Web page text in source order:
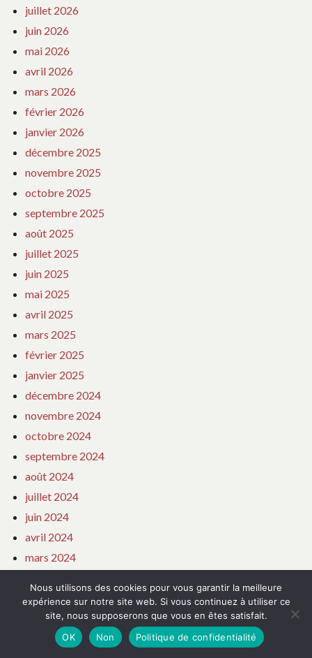
juillet 2026
juin 2026
mai 2026
avril 2026
mars 2026
février 2026
janvier 2026
décembre 2025
novembre 2025
octobre 2025
septembre 2025
août 2025
juillet 2025
juin 2025
mai 2025
avril 2025
mars 2025
février 2025
janvier 2025
décembre 2024
novembre 2024
octobre 2024
septembre 2024
août 2024
juillet 2024
juin 2024
avril 2024
mars 2024
janvier 2024
décembre 2023
novembre 2023
Nous utilisons des cookies pour vous garantir la meilleure
expérience sur notre site web. Si vous continuez à utiliser ce
site, nous supposerons que vous en êtes satisfait.
OK
Non Politique de confidentialité